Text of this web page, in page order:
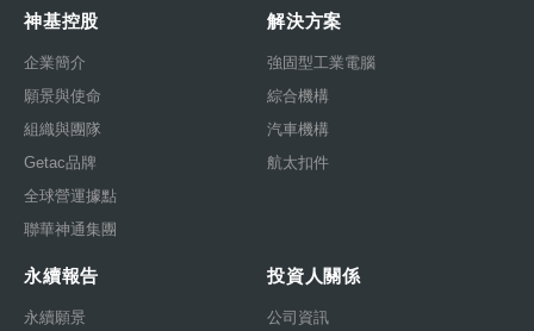
神基控股
企業簡介
願景與使命
組織與團隊
Getac品牌
全球營運據點
聯華神通集團
解決方案
強固型工業電腦
綜合機構
汽車機構
航太扣件
永續報告
永續願景
投資人關係
公司資訊